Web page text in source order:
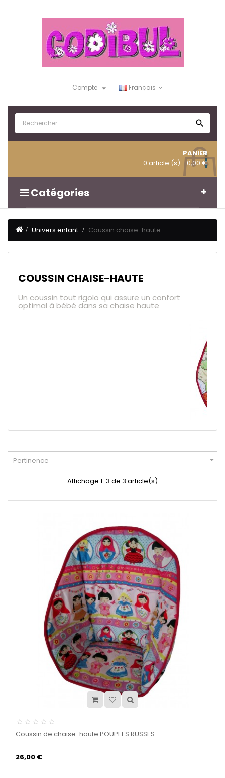
Français
Compte 

PANIER
0 article (s) - 0,00 €
Catégories
Univers enfant Coussin chaise-haute
COUSSIN CHAISE-HAUTE
Un coussin tout rigolo qui assure un confort
optimal à bébé dans sa chaise haute
Pertinence 
Affichage 1-3 de 3 article(s)
Coussin de chaise-haute POUPEES RUSSES
26,00 €